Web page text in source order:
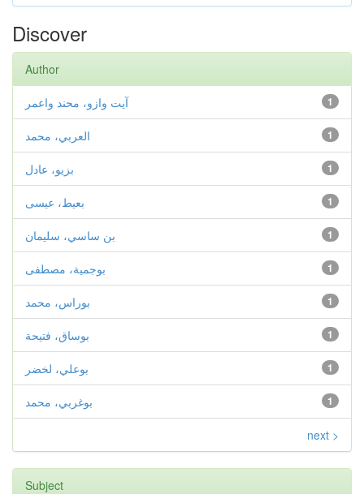
Discover
Author
1 آيت وازو، محند واعمر
1 العربي، محمد
1 بزيو، عادل
1 بعيط، عيسى
1 بن ساسي، سليمان
1 بوجمية، مصطفى
1 بوراس، محمد
1 بوساق، فتيحة
1 بوعلي، لخضر
1 بوغربي، محمد
next >
Subject